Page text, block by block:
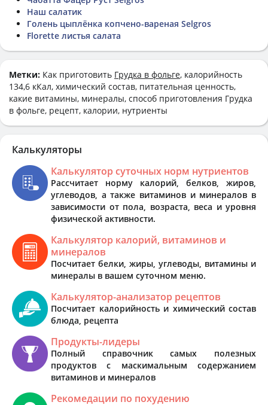
Наш салатик
Голень цыплёнка копчено-вареная Selgros
Florette листья салата
Метки: Как приготовить Грудка в фольге, калорийность
134,6 кКал, химический состав, питательная ценность,
какие витамины, минералы, способ приготовления Грудка
в фольге, рецепт, калории, нутриенты
Калькуляторы
Калькулятор суточных норм нутриентов
Рассчитает норму калорий, белков, жиров,
углеводов, а также витаминов и минералов в
зависимости от пола, возраста, веса и уровня
физической активности.
Калькулятор калорий, витаминов и
минералов
Посчитает белки, жиры, углеводы, витамины и
минералы в вашем суточном меню.
Калькулятор-анализатор рецептов
Посчитает калорийность и химический состав
блюда, рецепта
Продукты-лидеры
Полный справочник самых полезных
продуктов с маскимальным содержанием
витаминов и минералов
Рекомедации по похудению